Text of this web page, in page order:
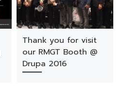
Thank you for visit
our RMGT Booth @
Drupa 2016